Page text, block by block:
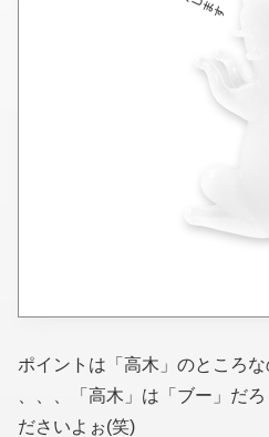
ポイントは「高木」のところな
、、、「高木」は「ブー」だ
ださいよぉ(笑)